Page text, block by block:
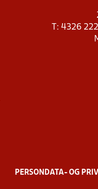
T: 4326
PERSONDATA- OG